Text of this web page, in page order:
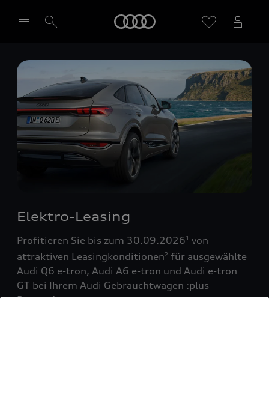
Händler wählen
Elektro-Leasing
Profitieren Sie bis zum 30.09.20261 von
attraktiven Leasingkonditionen2 für ausgewählte
Audi Q6 e-tron, Audi A6 e-tron und Audi e-tron
GT bei Ihrem Audi Gebrauchtwagen :plus
Partner!